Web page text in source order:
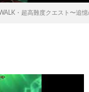
・超高難度クエスト〜追